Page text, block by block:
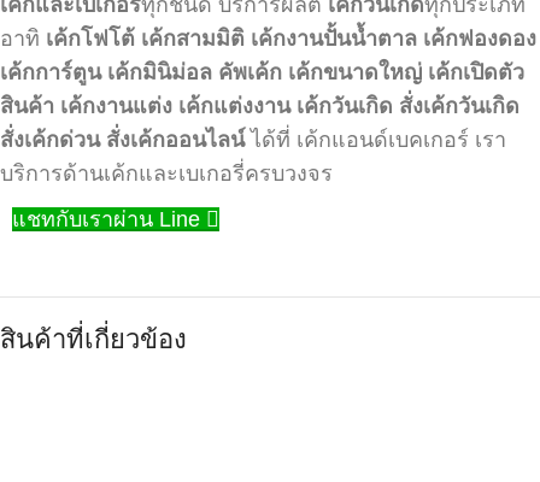
เค้กและเบเกอรี่ทุกชนิด บริการผลิต เค้กวันเกิดทุกประเภท
อาทิ เค้กโฟโต้ เค้กสามมิติ เค้กงานปั้นน้ำตาล เค้กฟองดอง
เค้กการ์ตูน เค้กมินิม่อล คัพเค้ก เค้กขนาดใหญ่ เค้กเปิดตัว
สินค้า เค้กงานแต่ง เค้กแต่งงาน เค้กวันเกิด สั่งเค้กวันเกิด
สั่งเค้กด่วน สั่งเค้กออนไลน์ได้ที่ เค้กแอนด์เบคเกอร์ เรา
บริการด้านเค้กและเบเกอรี่ครบวงจร
แชทกับเราผ่าน Line
สินค้าที่เกี่ยวข้อง